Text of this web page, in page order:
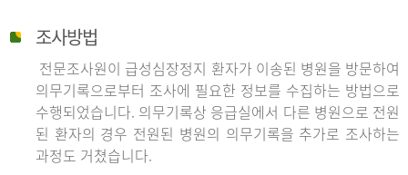
조사방법
전문조사원이 급성심장정지 환자가 이송된 병원을 방문하여
의무기록으로부터 조사에 필요한 정보를 수집하는 방법으로
수행되었습니다. 의무기록상 응급실에서 다른 병원으로 전원
된 환자의 경우 전원된 병원의 의무기록을 추가로 조사하는
과정도 거쳤습니다.